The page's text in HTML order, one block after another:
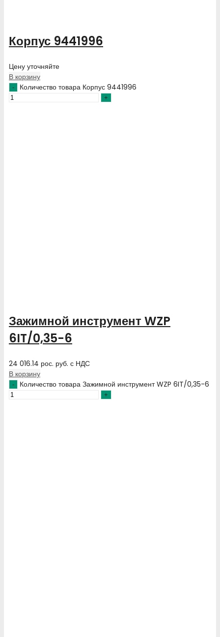
Корпус 9441996
Цену уточняйте
В корзину
Количество товара Корпус 9441996
Зажимной инструмент WZP
6IT/0,35-6
24 016.14 рос. руб. с НДС
В корзину
Количество товара Зажимной инструмент WZP 6IT/0,35-6